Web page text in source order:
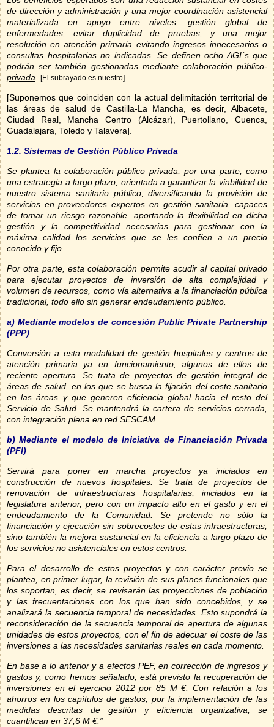
de dirección y administración y una mejor coordinación asistencial
materializada en apoyo entre niveles, gestión global de
enfermedades, evitar duplicidad de pruebas, y una mejor
resolución en atención primaria evitando ingresos innecesarios o
consultas hospitalarias no indicadas. Se definen ocho AGI´s que
podrán ser también gestionadas mediante colaboración público-
privada
[El subrayado es nuestro].
[Suponemos que coinciden con la actual delimitación territorial de
las áreas de salud de Castilla-La Mancha, es decir, Albacete,
Ciudad Real, Mancha Centro (Alcázar), Puertollano, Cuenca,
Guadalajara, Toledo y Talavera].
1.2. Sistemas de Gestión Público Privada
Se plantea la colaboración público privada, por una parte, como
una estrategia a largo plazo, orientada a garantizar la viabilidad de
nuestro sistema sanitario público, diversificando la provisión de
servicios en proveedores expertos en gestión sanitaria, capaces
de tomar un riesgo razonable, aportando la flexibilidad en dicha
gestión y la competitividad necesarias para gestionar con la
máxima calidad los servicios que se les confíen a un precio
conocido y fijo.
Por otra parte, esta colaboración permite acudir al capital privado
para ejecutar proyectos de inversión de alta complejidad y
volumen de recursos, como vía alternativa a la financiación pública
tradicional, todo ello sin generar endeudamiento público.
a) Mediante modelos de concesión Public Private Partnership
(PPP)
Conversión a esta modalidad de gestión hospitales y centros de
atención primaria ya en funcionamiento, algunos de ellos de
reciente apertura. Se trata de proyectos de gestión integral de
áreas de salud, en los que se busca la fijación del coste sanitario
en las áreas y que generen eficiencia global hacia el resto del
Servicio de Salud. Se mantendrá la cartera de servicios cerrada,
con integración plena en red SESCAM.
b) Mediante el modelo de Iniciativa de Financiación Privada
(PFI)
Servirá para poner en marcha proyectos ya iniciados en
construcción de nuevos hospitales. Se trata de proyectos de
renovación de infraestructuras hospitalarias, iniciados en la
legislatura anterior, pero con un impacto alto en el gasto y en el
endeudamiento de la Comunidad. Se pretende no sólo la
financiación y ejecución sin sobrecostes de estas infraestructuras,
sino también la mejora sustancial en la eficiencia a largo plazo de
los servicios no asistenciales en estos centros.
Para el desarrollo de estos proyectos y con carácter previo se
plantea, en primer lugar, la revisión de sus planes funcionales que
los soportan, es decir, se revisarán las proyecciones de población
y las frecuentaciones con los que han sido concebidos, y se
analizará la secuencia temporal de necesidades. Esto supondrá la
reconsideración de la secuencia temporal de apertura de algunas
unidades de estos proyectos, con el fin de adecuar el coste de las
inversiones a las necesidades sanitarias reales en cada momento.
En base a lo anterior y a efectos PEF, en corrección de ingresos y
gastos y, como hemos señalado, está previsto la recuperación de
inversiones en el ejercicio 2012 por 85 M€. Con relación a los
ahorros en los capítulos de gastos, por la implementación de las
medidas descritas de gestión y eficiencia organizativa, se
cuantifican en 37,6 M €.”